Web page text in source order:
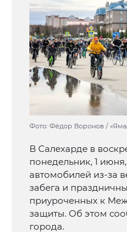
Фото: Фёдор Воронов /
В Салехарде в
понедельник, 1
автомобилей из-за
забега и
приуроченных к
защиты. Об этом
города.